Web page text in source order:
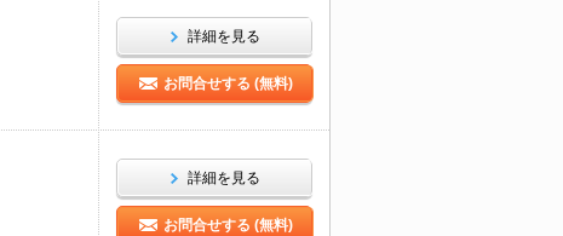
詳細を見る
お問合せする (無料)
詳細を見る
お問合せする (無料)